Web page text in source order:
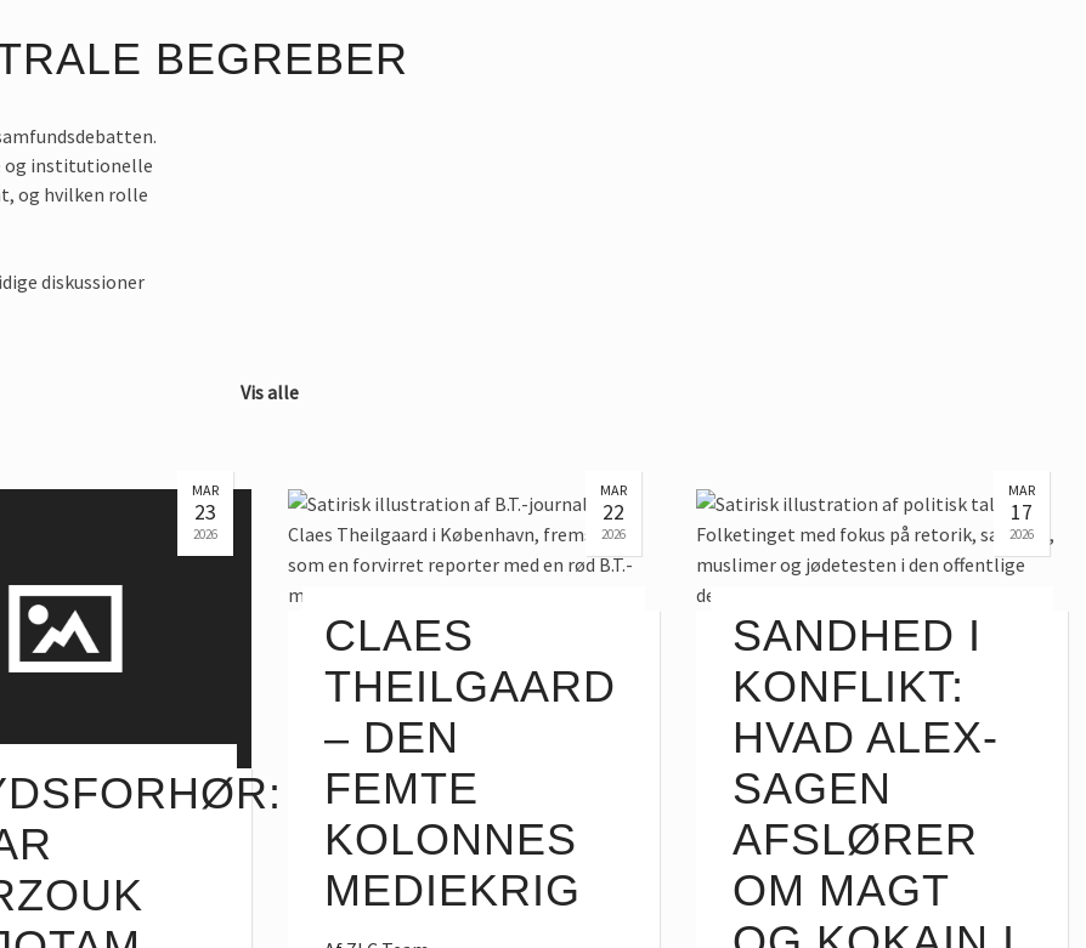
BEGREBER
og institutionelle
og hvilken rolle
diskussioner
Vis alle
MAR
23
2026
MAR
22
2026
CLAES
THEILGAARD
– DEN
FEMTE
KOLONNES
MEDIEKRIG
MAR
17
2026
SANDHED I
KONFLIKT:
HVAD ALEX-
SAGEN
AFSLØRER
OM MAGT